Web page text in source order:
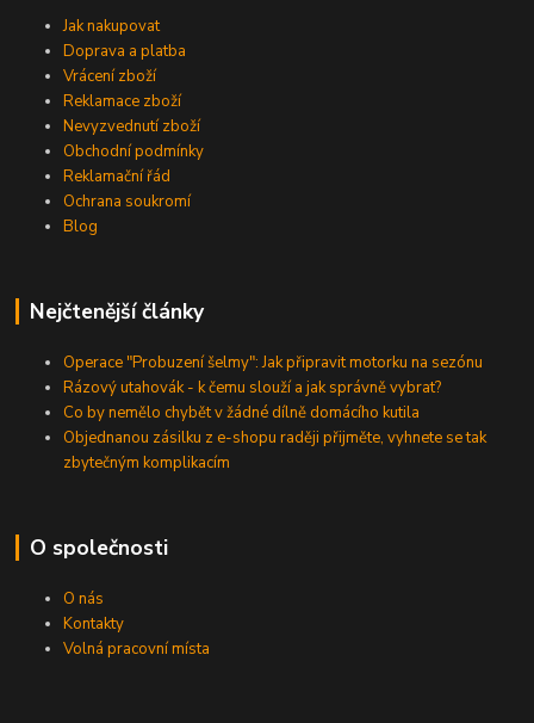
Jak nakupovat
Doprava a platba
Vrácení zboží
Reklamace zboží
Nevyzvednutí zboží
Obchodní podmínky
Reklamační řád
Ochrana soukromí
Blog
Nejčtenější články
Operace "Probuzení šelmy": Jak připravit motorku na sezónu
Rázový utahovák - k čemu slouží a jak správně vybrat?
Co by nemělo chybět v žádné dílně domácího kutila
Objednanou zásilku z e-shopu raději přijměte, vyhnete se tak
zbytečným komplikacím
O společnosti
O nás
Kontakty
Volná pracovní místa